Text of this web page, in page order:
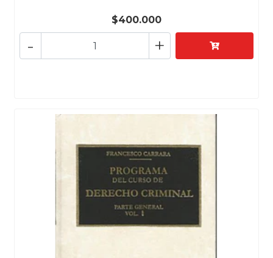
$400.000
+
-